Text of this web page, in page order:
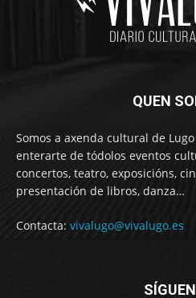
QUEN
Somos a axenda cultural de
enterarte de tódolos eventos
concertos, teatro, exposicións,
presentación de libros, danza…
Contacta: vivalugo@vivalugo.es